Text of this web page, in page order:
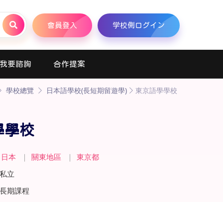
會員登入 学校側ログイン
我要諮詢 合作提案
學校總覽 日本語學校(長短期留遊學) 東京語學學校
學校
日本 ｜ 關東地區 ｜
東京都
私立
長期課程